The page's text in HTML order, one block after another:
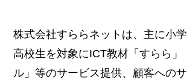
株式会社すららネットは、主に小
高校生を対象にICT教材「すらら」
ル」等のサービス提供、顧客への